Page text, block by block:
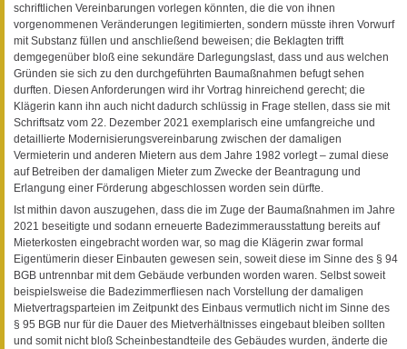
schriftlichen Vereinbarungen vorlegen könnten, die die von ihnen
vorgenommenen Veränderungen legitimierten, sondern müsste ihren Vorwurf
mit Substanz füllen und anschließend beweisen; die Beklagten trifft
demgegenüber bloß eine sekundäre Darlegungslast, dass und aus welchen
Gründen sie sich zu den durchgeführten Baumaßnahmen befugt sehen
durften. Diesen Anforderungen wird ihr Vortrag hinreichend gerecht; die
Klägerin kann ihn auch nicht dadurch schlüssig in Frage stellen, dass sie mit
Schriftsatz vom 22. Dezember 2021 exemplarisch eine umfangreiche und
detaillierte Modernisierungsvereinbarung zwischen der damaligen
Vermieterin und anderen Mietern aus dem Jahre 1982 vorlegt – zumal diese
auf Betreiben der damaligen Mieter zum Zwecke der Beantragung und
Erlangung einer Förderung abgeschlossen worden sein dürfte.
Ist mithin davon auszugehen, dass die im Zuge der Baumaßnahmen im Jahre
2021 beseitigte und sodann erneuerte Badezimmerausstattung bereits auf
Mieterkosten eingebracht worden war, so mag die Klägerin zwar formal
Eigentümerin dieser Einbauten gewesen sein, soweit diese im Sinne des § 94
BGB untrennbar mit dem Gebäude verbunden worden waren. Selbst soweit
beispielsweise die Badezimmerfliesen nach Vorstellung der damaligen
Mietvertragsparteien im Zeitpunkt des Einbaus vermutlich nicht im Sinne des
§ 95 BGB nur für die Dauer des Mietverhältnisses eingebaut bleiben sollten
und somit nicht bloß Scheinbestandteile des Gebäudes wurden, änderte die